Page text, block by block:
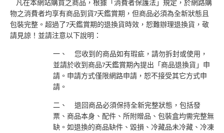
凡在本網站購買之商品，根據「消費者保護法」規定，於網路購
物之消費者均享有商品到貨7天鑑賞期，但商品必須為全新狀態且
包裝完整。超過了7天鑑賞期的退換貨時效，恕難辦理退換貨，敬
請見諒！並請注意以下說明：
一、 您收到的商品如有瑕疵，請勿拆封或使用，
並請於收到商品7天鑑賞期內提出「商品退換貨」申
請。申請方式僅限網路申請，恕不接受其它方式申
請。
二、 退回商品必須保持全新完整狀態，包括發
票、商品本身、配件、所附贈品、包裝盒均需完整無
缺。如退換的商品缺件、毀損、冷藏品未冷藏、冷凍